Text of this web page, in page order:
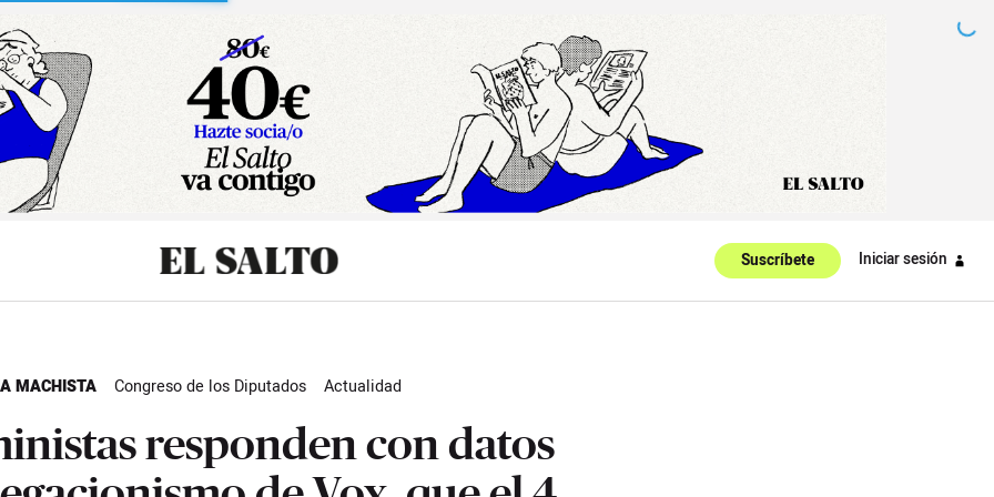
Suscríbete Iniciar sesión
MACHISTA Congreso de los Diputados Actualidad
responden con datos